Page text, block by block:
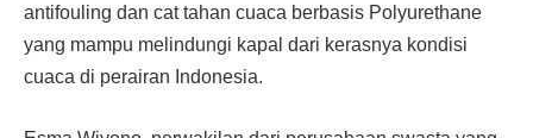
antifouling dan cat tahan cuaca berbasis Polyurethane
yang mampu melindungi kapal dari kerasnya kondisi
cuaca di perairan Indonesia.